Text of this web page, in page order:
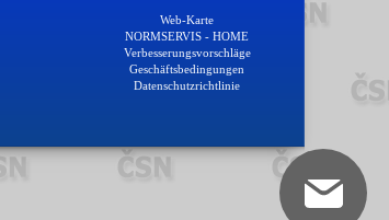
Web-Karte
NORMSERVIS - HOME
Verbesserungsvorschläge
Geschäftsbedingungen
Datenschutzrichtlinie